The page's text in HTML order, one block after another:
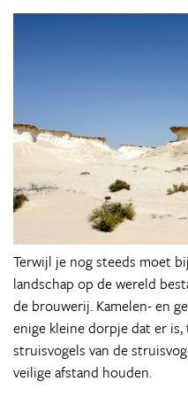
Terwijl je nog steeds moet
landschap op de wereld
de brouwerij. Kamelen- en
enige kleine dorpje dat er
struisvogels van de
veilige afstand houden.